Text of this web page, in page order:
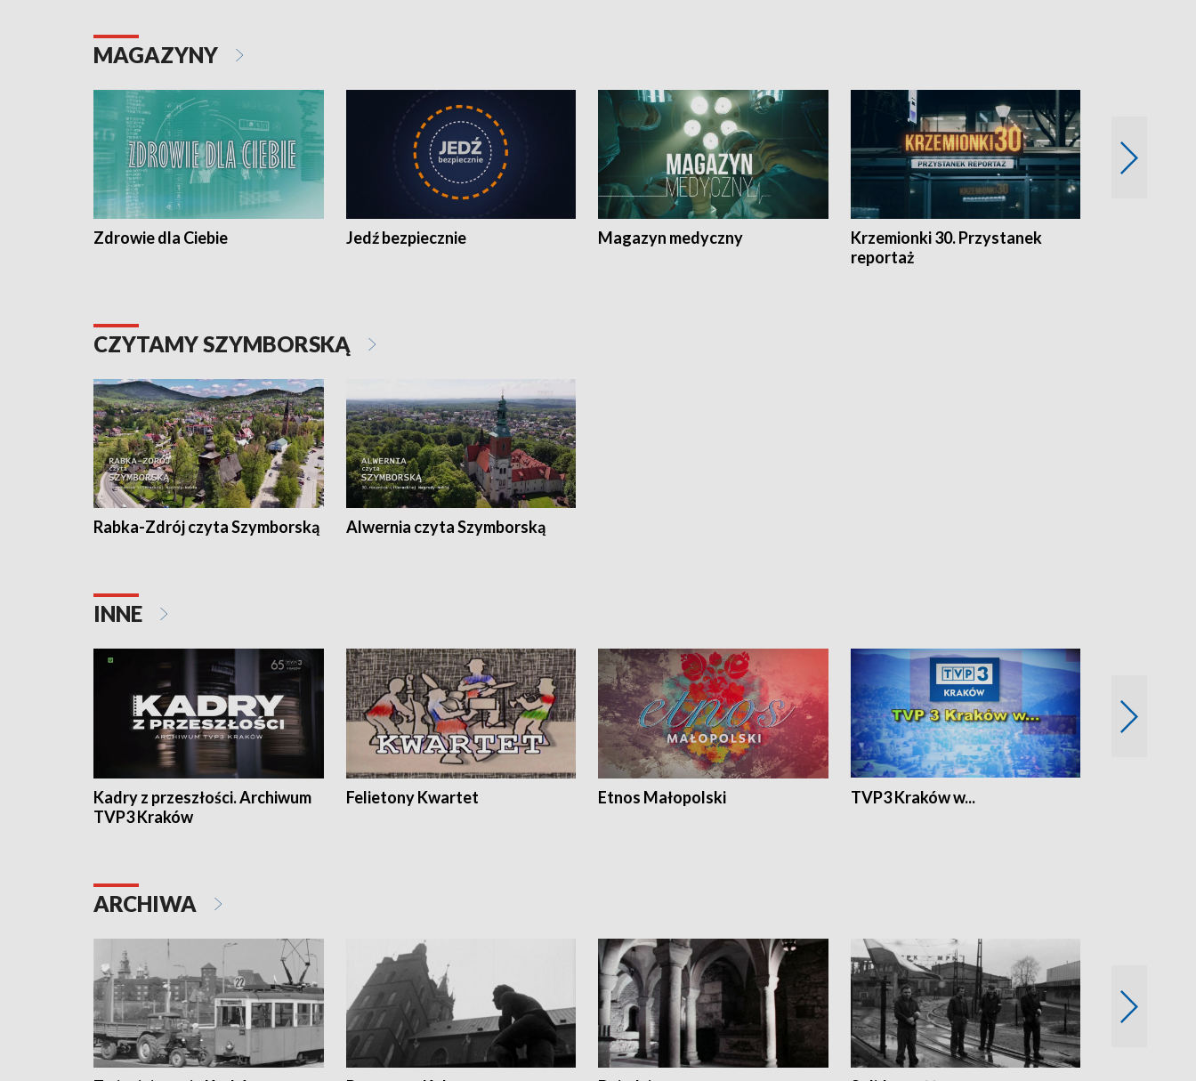
MAGAZYNY
Zdrowie dla Ciebie Jedź bezpiecznie Magazyn medyczny
Krzemionki 30. Przystanek
reportaż
CZYTAMY SZYMBORSKĄ
Rabka-Zdrój czyta Szymborską Alwernia czyta Szymborską
INNE
Kadry z przeszłości. Archiwum
TVP3 Kraków
Felietony Kwartet Etnos Małopolski TVP3 Kraków w...
ARCHIWA